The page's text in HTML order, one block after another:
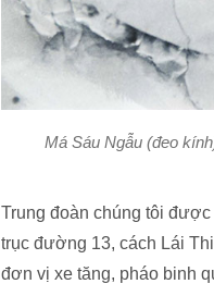
Má Sáu Ngẫu (đeo
Trung đoàn chúng tôi
trục đường 13, cách Lái
đơn vị xe tăng, pháo binh